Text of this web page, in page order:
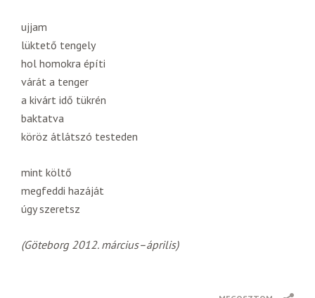
ujjam
lüktető tengely
hol homokra építi
várát a tenger
a kivárt idő tükrén
baktatva
köröz átlátszó testeden
mint költő
megfeddi hazáját
úgy szeretsz
(Göteborg 2012. március–április)